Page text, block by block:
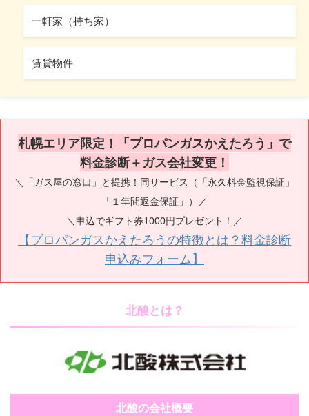
一軒家（持ち家）
賃貸物件
札幌エリア限定！「プロパンガスかえたろう」で
料金診断＋ガス会社変更！
＼「ガス屋の窓口」と提携！同サービス（「永久料金監視保証」
「１年間返金保証」）／
＼申込でギフト券1000円プレゼント！／
【プロパンガスかえたろうの特徴とは？料金診断
申込みフォーム】
北酸とは？
北酸の会社概要